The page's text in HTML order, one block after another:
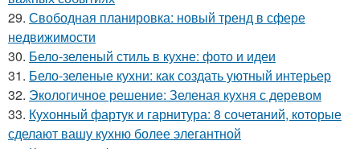
29. Свободная планировка: новый тренд в сфере
недвижимости
30. Бело-зеленый стиль в кухне: фото и идеи
31. Бело-зеленые кухни: как создать уютный интерьер
32. Экологичное решение: Зеленая кухня с деревом
33. Кухонный фартук и гарнитура: 8 сочетаний, которые
сделают вашу кухню более элегантной